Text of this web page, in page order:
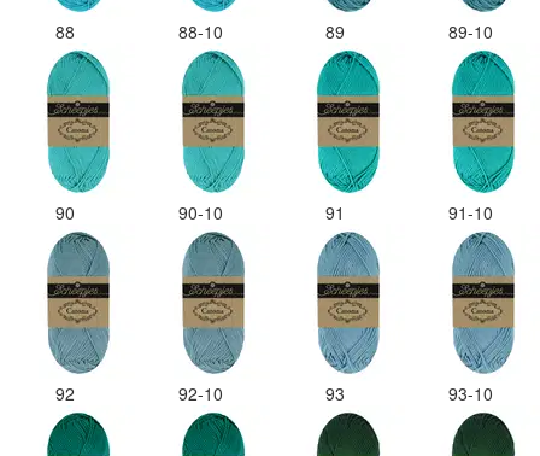
88 88-10 89 89-10
90 90-10 91 91-10
92 92-10 93 93-10